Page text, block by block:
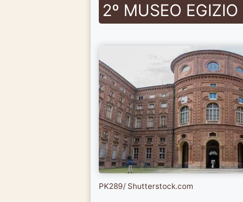
2º MUSEO EGIZIO
PK289/ Shutterstock.com